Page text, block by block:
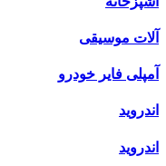
آلات موسیقی
آمپلی فایر خودرو
اندروید
اندروید